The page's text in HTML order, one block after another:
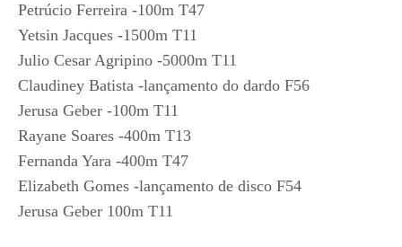
Petrúcio Ferreira -100m T47
Yetsin Jacques -1500m T11
Julio Cesar Agripino -5000m T11
Claudiney Batista -lançamento do dardo F56
Jerusa Geber -100m T11
Rayane Soares -400m T13
Fernanda Yara -400m T47
Elizabeth Gomes -lançamento de disco F54
Jerusa Geber 100m T11